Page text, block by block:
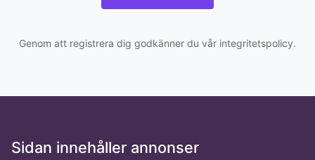
Genom att registrera dig godkänner du vår integritetspolicy.
Sidan innehåller annonser